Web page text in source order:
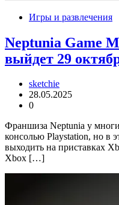
Игры и развлечения
Neptunia Game
выйдет 29
sketchie
28.05.2025
0
Франшиза Neptunia у
консолью Playstation, но в
выходить на приставках
Xbox […]